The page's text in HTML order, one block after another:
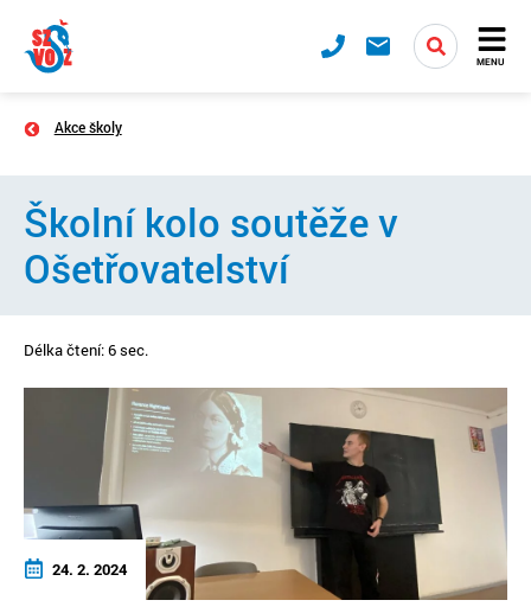
MENU
Akce školy
Školní kolo soutěže v
Ošetřovatelství
Délka čtení: 6 sec.
24. 2. 2024